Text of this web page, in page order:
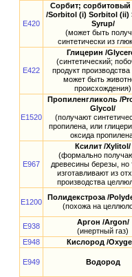
E420
Сорбит; сорбитовый
/Sorbitol (i) Sorbitol (ii)
Syrup/
(может быть
синтетически из
E422
Глицерин /
(синтетический;
продукт
может быть
происхождения)
E1520
Пропиленгликоль /
Glycol/
(получают
пропилена, или
оксида
E967
Ксилит /Xylitol/
(формально
древесины березы, но
изготавливают из
производства
E1200
Полидекстроза /
(похожа на
E938
Аргон /Argon/
(инертный газ)
E948
Кислород /
E949 Водород